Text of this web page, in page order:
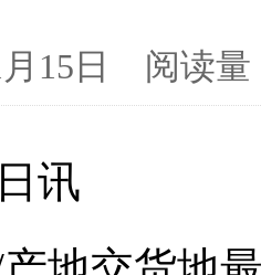
月15日 阅读
讯